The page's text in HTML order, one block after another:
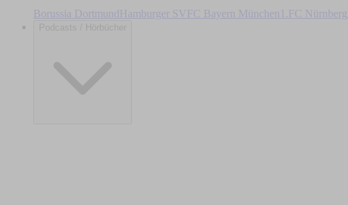
Borussia DortmundHamburger SV FC Bayern München 1.FC Nürnberg
Podcasts / Hörbücher